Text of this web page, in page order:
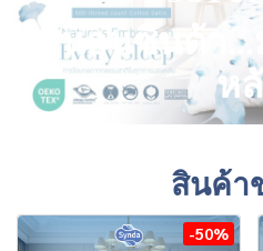
ที่นอนซินด้า
ห
สินค้า
-50%